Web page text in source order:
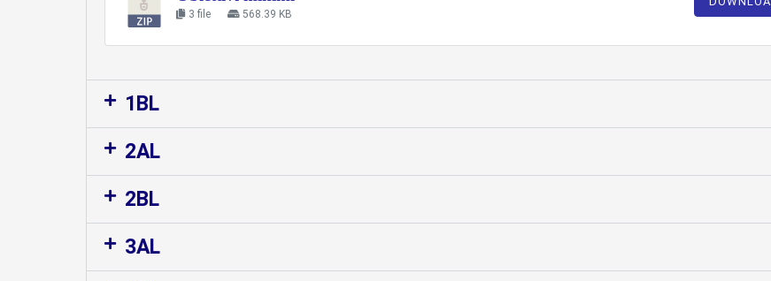
3 file 568.39 KB
1BL
2AL
2BL
3AL